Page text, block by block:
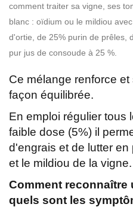
comment traiter sa vigne, ses
blanc : oïdium ou le mildiou
d'ortie, de 25% purin de prêles,
pur jus de consoude à 25 %.
Ce mélange renforce
façon équilibrée.
En emploi régulier tous
faible dose (5%) il
d'engrais et de lutter
et le mildiou de la vigne.
Comment reconnaître
quels sont les